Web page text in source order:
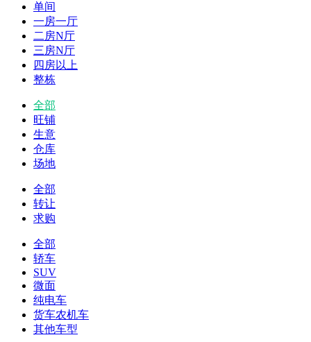
单间
一房一厅
二房N厅
三房N厅
四房以上
整栋
全部
旺铺
生意
仓库
场地
全部
转让
求购
全部
轿车
SUV
微面
纯电车
货车农机车
其他车型